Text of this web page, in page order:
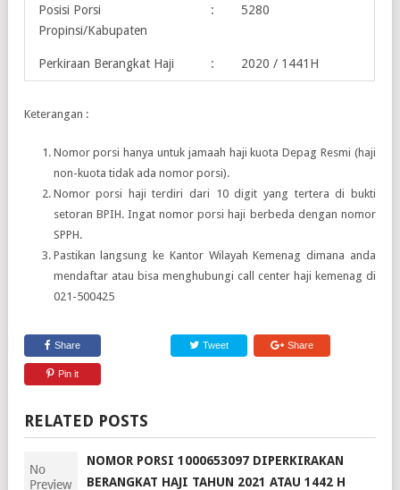
Posisi Porsi
Propinsi/Kabupaten
: 5280
Perkiraan Berangkat Haji : 2020 / 1441H
Keterangan :
Nomor porsi hanya untuk jamaah haji kuota Depag Resmi (haji
non-kuota tidak ada nomor porsi).
Nomor porsi haji terdiri dari 10 digit yang tertera di bukti
setoran BPIH. Ingat nomor porsi haji berbeda dengan nomor
SPPH.
Pastikan langsung ke Kantor Wilayah Kemenag dimana anda
mendaftar atau bisa menghubungi call center haji kemenag di
021-500425
Share Tweet Share
Pin it
RELATED POSTS
NOMOR PORSI 1000653097 DIPERKIRAKAN
BERANGKAT HAJI TAHUN 2021 ATAU 1442 H